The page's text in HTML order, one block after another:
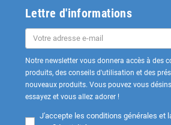
Lettre d'informations
Notre newsletter vous donnera accès à des
produits, des conseils d'utilisation et des
nouveaux produits. Vous pouvez vous
essayez et vous allez adorer !
J'accepte les conditions générales et